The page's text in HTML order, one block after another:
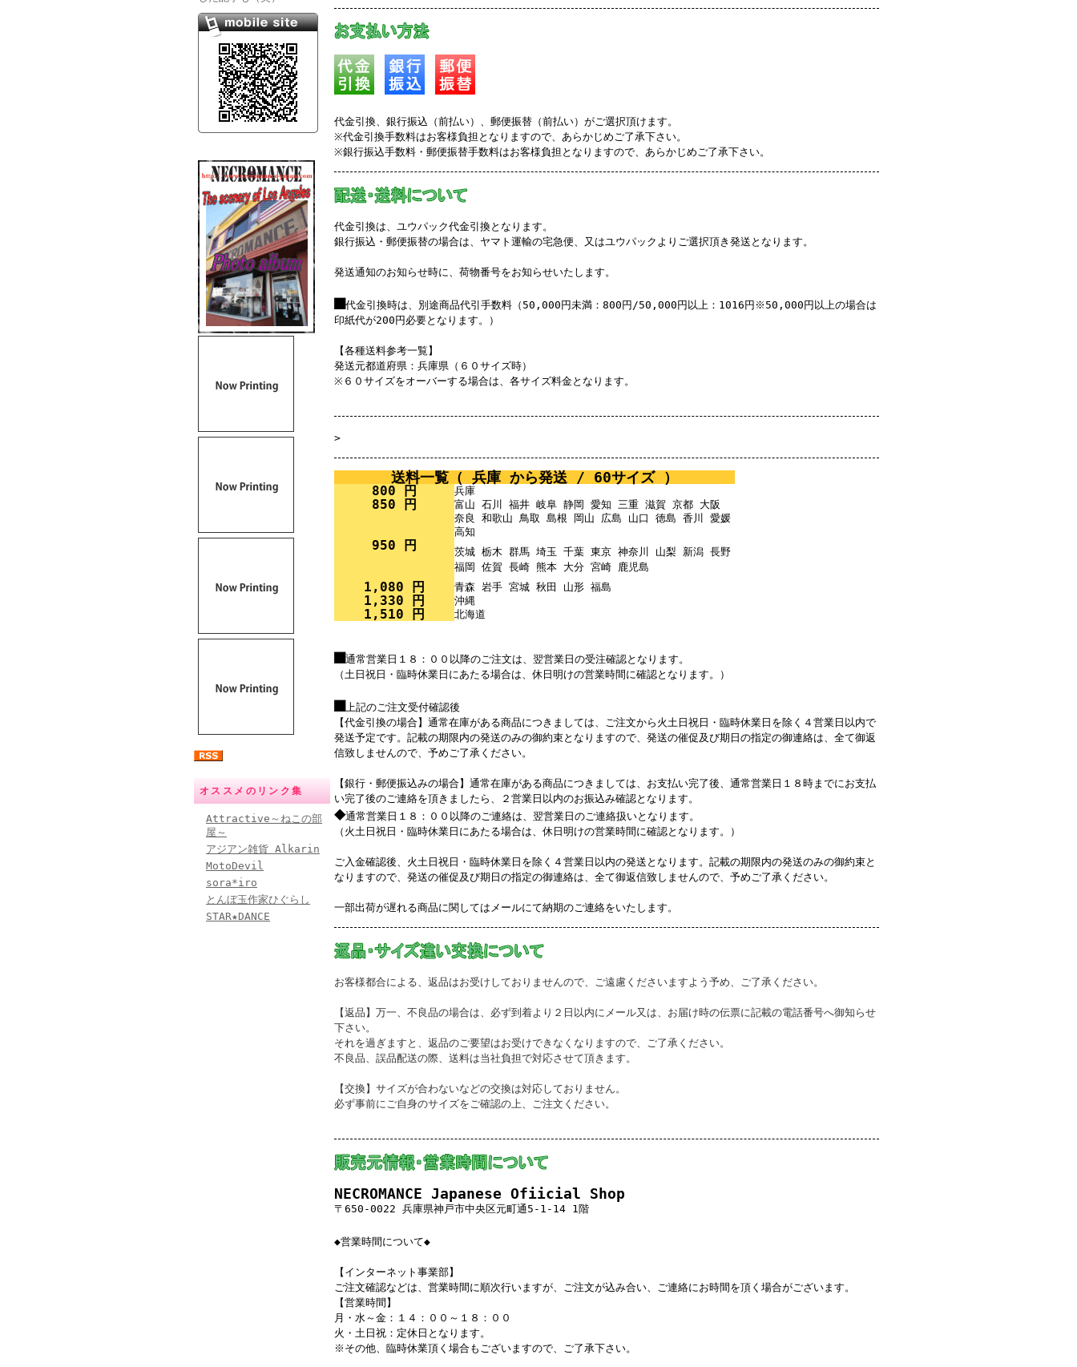
オススメのリンク集
Attractive～ねこの部
屋～
アジアン雑貨 Alkarin
MotoDevil
sora*iro
とんぼ玉作家ひぐらし
STAR★DANCE
代金引換、銀行振込（前払い）、郵便振替（前払い）がご選択頂けます。
※代金引換手数料はお客様負担となりますので、あらかじめご了承下さい。
※銀行振込手数料・郵便振替手数料はお客様負担となりますので、あらかじめご了承下さい。
代金引換は、ユウパック代金引換となります。
銀行振込・郵便振替の場合は、ヤマト運輸の宅急便、又はユウパックよりご選択頂き発送となります。
発送通知のお知らせ時に、荷物番号をお知らせいたします。
■代金引換時は、別途商品代引手数料（50,000円未満：800円/50,000円以上：1016円※50,000円以上の場合は
印紙代が200円必要となります。）
【各種送料参考一覧】
発送元都道府県：兵庫県（６０サイズ時）
※６０サイズをオーバーする場合は、各サイズ料金となります。
>
送料一覧（ 兵庫 から発送 / 60サイズ ）
800 円 兵庫
850 円
富山 石川 福井 岐阜 静岡 愛知 三重 滋賀 京都 大阪
奈良 和歌山 鳥取 島根 岡山 広島 山口 徳島 香川 愛媛
高知
950 円 茨城 栃木 群馬 埼玉 千葉 東京 神奈川 山梨 新潟 長野
福岡 佐賀 長崎 熊本 大分 宮崎 鹿児島
1,080 円 青森 岩手 宮城 秋田 山形 福島
1,330 円 沖縄
1,510 円 北海道
■通常営業日１８：００以降のご注文は、翌営業日の受注確認となります。
（土日祝日・臨時休業日にあたる場合は、休日明けの営業時間に確認となります。）
■上記のご注文受付確認後
【代金引換の場合】通常在庫がある商品につきましては、ご注文から火土日祝日・臨時休業日を除く４営業日以内で
発送予定です。記載の期限内の発送のみの御約束となりますので、発送の催促及び期日の指定の御連絡は、全て御返
信致しませんので、予めご了承ください。
【銀行・郵便振込みの場合】通常在庫がある商品につきましては、お支払い完了後、通常営業日１８時までにお支払
い完了後のご連絡を頂きましたら、２営業日以内のお振込み確認となります。
◆通常営業日１８：００以降のご連絡は、翌営業日のご連絡扱いとなります。
（火土日祝日・臨時休業日にあたる場合は、休日明けの営業時間に確認となります。）
ご入金確認後、火土日祝日・臨時休業日を除く４営業日以内の発送となります。記載の期限内の発送のみの御約束と
なりますので、発送の催促及び期日の指定の御連絡は、全て御返信致しませんので、予めご了承ください。
一部出荷が遅れる商品に関してはメールにて納期のご連絡をいたします。
お客様都合による、返品はお受けしておりませんので、ご遠慮くださいますよう予め、ご了承ください。
【返品】万一、不良品の場合は、必ず到着より２日以内にメール又は、お届け時の伝票に記載の電話番号へ御知らせ
下さい。
それを過ぎますと、返品のご要望はお受けできなくなりますので、ご了承ください。
不良品、誤品配送の際、送料は当社負担で対応させて頂きます。
【交換】サイズが合わないなどの交換は対応しておりません。
必ず事前にご自身のサイズをご確認の上、ご注文ください。
NECROMANCE Japanese Ofiicial Shop
〒650-0022 兵庫県神戸市中央区元町通5-1-14 1階
◆営業時間について◆
【インターネット事業部】
ご注文確認などは、営業時間に順次行いますが、ご注文が込み合い、ご連絡にお時間を頂く場合がございます。
【営業時間】
月・水～金：１４：００～１８：００
火・土日祝：定休日となります。
※その他、臨時休業頂く場合もございますので、ご了承下さい。